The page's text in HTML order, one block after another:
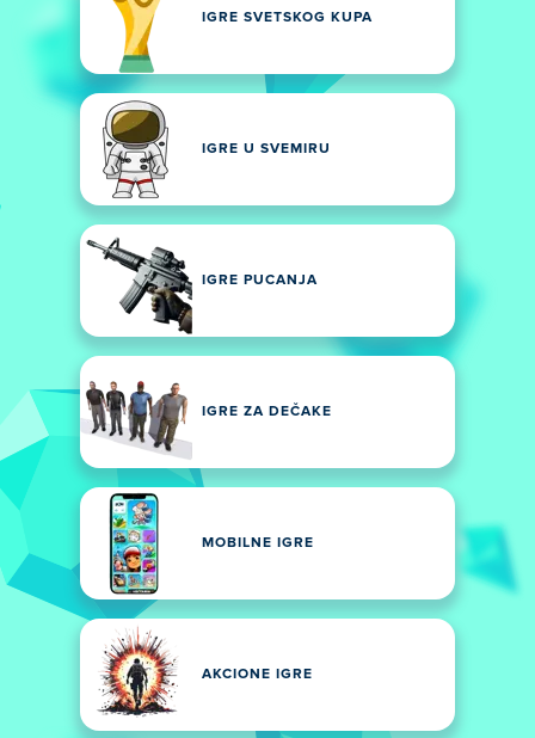
IGRE SVETSKOG KUPA
IGRE U SVEMIRU
IGRE PUCANJA
IGRE ZA DEČAKE
MOBILNE IGRE
AKCIONE IGRE